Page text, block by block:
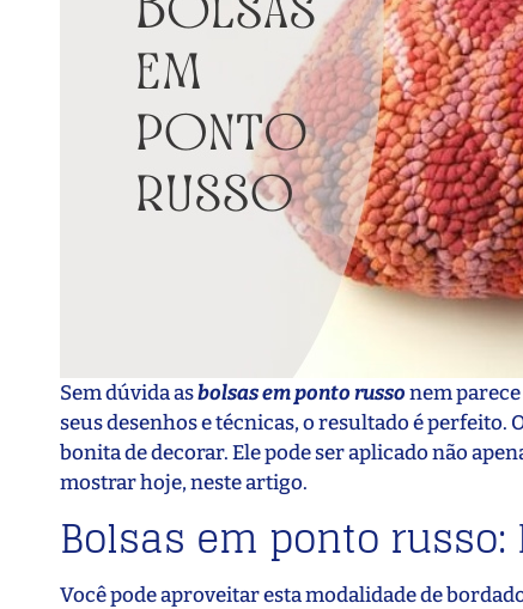
Sem dúvida asbolsas em ponto russonem
seus desenhos e técnicas, o resultado é perfeito.
bonita de decorar. Ele pode ser aplicado não
mostrar hoje, neste artigo.
Bolsas em ponto
Você pode aproveitar esta modalidade de